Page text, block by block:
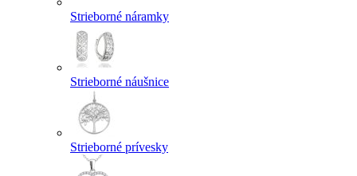
Strieborné náramky
Strieborné náušnice
Strieborné prívesky